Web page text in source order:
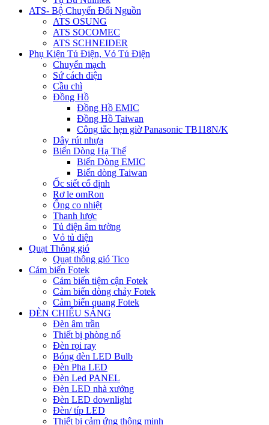
ATS- Bộ Chuyển Đổi Nguồn
ATS OSUNG
ATS SOCOMEC
ATS SCHNEIDER
Phụ Kiện Tủ Điện, Vỏ Tủ Điện
Chuyển mạch
Sứ cách điện
Cầu chì
Đồng Hồ
Đồng Hồ EMIC
Đồng Hồ Taiwan
Công tắc hẹn giờ Panasonic TB118N/K
Dây rút nhựa
Biến Dòng Hạ Thế
Biến Dòng EMIC
Biến dòng Taiwan
Ốc siết cố định
Rơ le omRon
Ống co nhiệt
Thanh lược
Tủ điện âm tường
Vỏ tủ điện
Quạt Thông gió
Quạt thông gió Tico
Cảm biến Fotek
Cảm biến tiệm cận Fotek
Cảm biến dòng chảy Fotek
Cảm biến quang Fotek
ĐÈN CHIẾU SÁNG
Đèn âm trần
Thiết bị phòng nổ
Đèn rọi ray
Bóng đèn LED Bulb
Đèn Pha LED
Đèn Led PANEL
Đèn LED nhà xưởng
Đèn LED downlight
Đèn/ típ LED
Thiết bị cảm ứng thông minh